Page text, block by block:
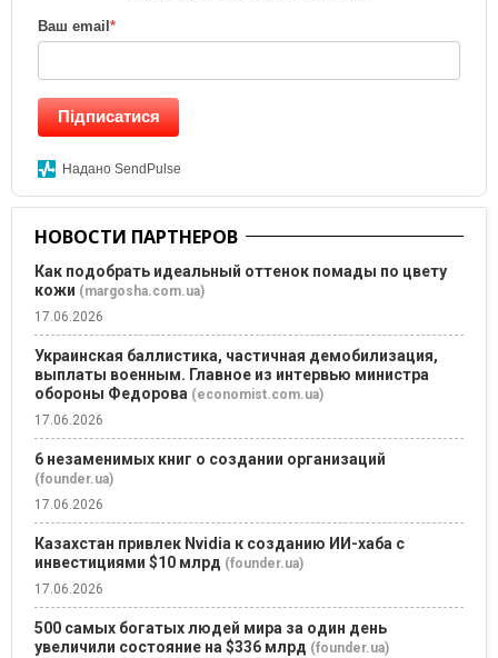
Ваш email *
Підписатися
Надано SendPulse
НОВОСТИ ПАРТНЕРОВ
Как подобрать идеальный оттенок помады по цвету
кожи (margosha.com.ua)
17.06.2026
Украинская баллистика, частичная демобилизация,
выплаты военным. Главное из интервью министра
обороны Федорова (economist.com.ua)
17.06.2026
6 незаменимых книг о создании организаций
(founder.ua)
17.06.2026
Казахстан привлек Nvidia к созданию ИИ-хаба с
инвестициями $10 млрд (founder.ua)
17.06.2026
500 самых богатых людей мира за один день
увеличили состояние на $336 млрд (founder.ua)